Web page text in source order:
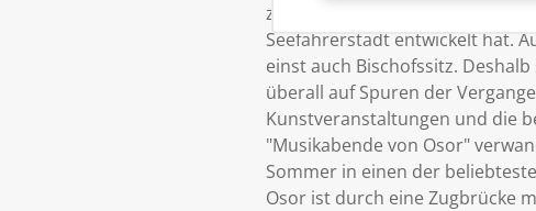
zahlreichen kleinen Buchten zu
Seefahrerstadt entwickelt hat.
einst auch Bischofssitz.
überall auf Spuren der
Kunstveranstaltungen und die
"Musikabende von Osor"
Sommer in einen der
Osor ist durch eine Zugbrücke